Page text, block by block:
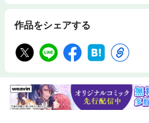
作品をシェアする